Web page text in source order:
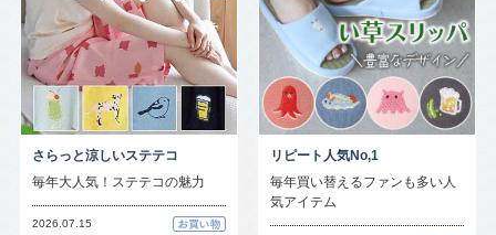
さらっと涼しいステテコ
毎年大人気！ステテコの魅力
2026.07.15
リピート人気No,1
毎年買い替えるファンも多い人
気アイテム